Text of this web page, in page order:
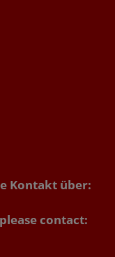
Kontakt über:
contact: